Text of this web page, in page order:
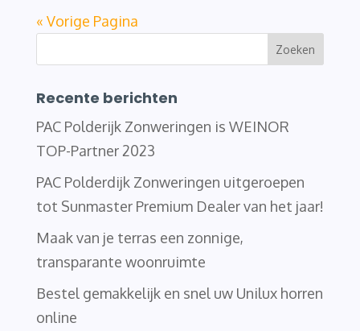
« Vorige Pagina
Recente berichten
PAC Polderijk Zonweringen is WEINOR
TOP-Partner 2023
PAC Polderdijk Zonweringen uitgeroepen
tot Sunmaster Premium Dealer van het jaar!
Maak van je terras een zonnige,
transparante woonruimte
Bestel gemakkelijk en snel uw Unilux horren
online